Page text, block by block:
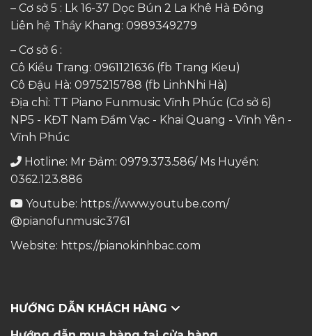
– Cơ sở 5 : Lk 16-37 Dọc Bún 2 La Khê Hà Đông
Liên hệ Thầy Khang: 0989349279
– Cơ sở 6 :
Cô Kiều Trang: 0961121636 (fb Trang Kieu)
Cô Đậu Hà: 0975215788 (fb LinhNhi Hà)
Địa chỉ: TT Piano Funmusic Vĩnh Phúc (Cơ sở 6)
NP5 - KĐT Nam Đầm Vạc - Khai Quang - Vĩnh Yên -
Vĩnh Phúc
Hotline: Mr Đảm: 0979.373.586/ Ms Huyền:
0362.123.886
Youtube: https://www.youtube.com/
@pianofunmusic3761
Website: https://pianokinhbac.com
HƯỚNG DẪN KHÁCH HÀNG